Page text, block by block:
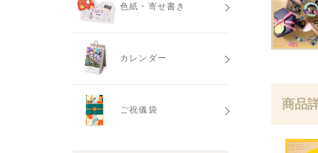
商品
色紙・寄せ書き
カレンダー
ご祝儀袋